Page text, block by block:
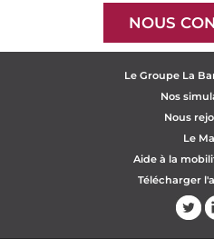
NOUS
Le Groupe La
Nos
Nous
Le
Aide à la
Télécharger